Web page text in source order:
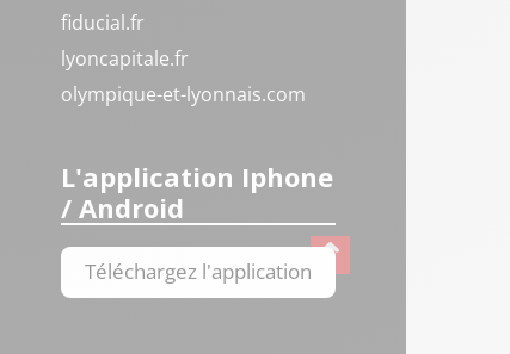
fiducial.fr
lyoncapitale.fr
olympique-et-lyonnais.com
L'application Iphone
/ Android
Téléchargez l'application